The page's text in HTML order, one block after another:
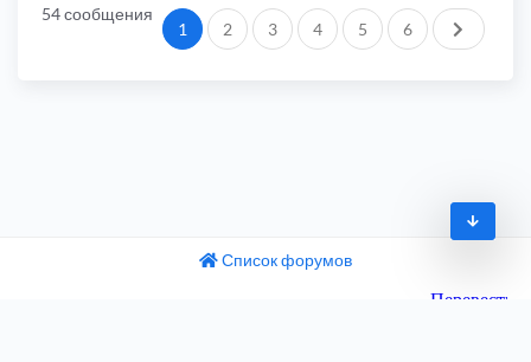
54 сообщения
1 2 3 4 5 6 След.
Список форумов